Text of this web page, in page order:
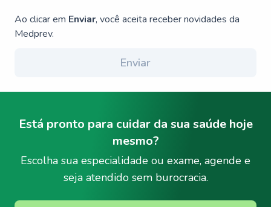
Ao clicar em Enviar, você aceita receber novidades da
Medprev.
Enviar
Está pronto para cuidar da sua saúde hoje
mesmo?
Escolha sua especialidade ou exame, agende e
seja atendido sem burocracia.